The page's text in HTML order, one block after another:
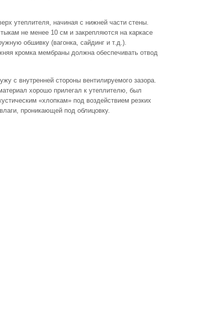
утеплителя, начиная с нижней части стены.
не менее 10 см и закрепляются на каркасе
обшивку (вагонка, сайдинг и т.д.).
кромка мембраны должна обеспечивать отвод
с внутренней стороны вентилируемого зазора.
хорошо прилегал к утеплителю, был
«хлопкам» под воздействием резких
проникающей под облицовку.